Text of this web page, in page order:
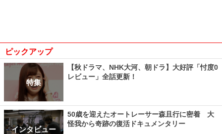
ピックアップ
特集
【秋ドラマ、NHK大河、朝ドラ】大好評「忖度0
レビュー」全話更新！
インタビュー
50歳を迎えたオートレーサー森且行に密着 大
怪我から奇跡の復活ドキュメンタリー